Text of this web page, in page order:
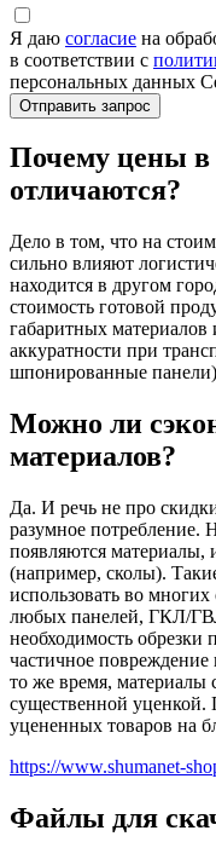
Я даю согласие на
в соответствии с
персональных данных
Почему цены в
отличаются?
Дело в том, что на
сильно влияют
находится в другом
стоимость готовой
габаритных материалов
аккуратности при
шпонированные
Можно ли
материалов?
Да. И речь не про
разумное потребление.
появляются
(например, сколы).
использовать во
любых панелей, ГКЛ/
необходимость обрезки
частичное
то же время, материалы
существенной уценкой.
уцененных товаров на
https://www.shumanet-
Файлы для